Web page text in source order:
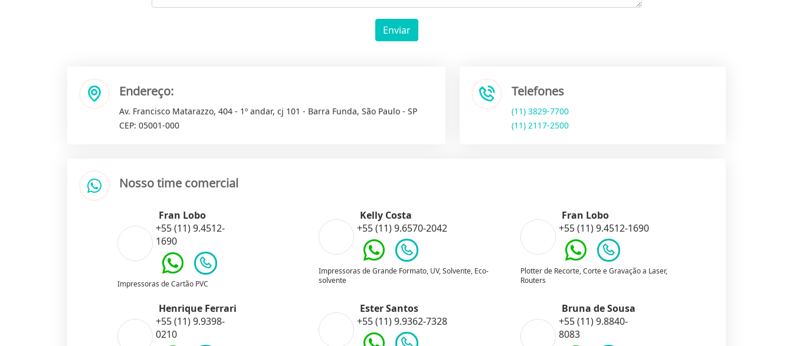
Enviar
Endereço:
Av. Francisco Matarazzo, 404 - 1º andar, cj 101 - Barra Funda, São Paulo - SP
CEP: 05001-000
Telefones
(11) 3829-7700
(11) 2117-2500
Nosso time comercial
Fran Lobo
+55 (11) 9.4512-
1690
Impressoras de Cartão PVC
Kelly Costa
+55 (11) 9.6570-2042
Impressoras de Grande Formato, UV, Solvente, Eco-
solvente
Fran Lobo
+55 (11) 9.4512-1690
Plotter de Recorte, Corte e Gravação a Laser,
Routers
Henrique Ferrari
+55 (11) 9.9398-
0210
Ester Santos
+55 (11) 9.9362-7328
Bruna de Sousa
+55 (11) 9.8840-
8083